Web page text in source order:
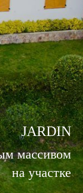
JARDIN
массивом
на участке